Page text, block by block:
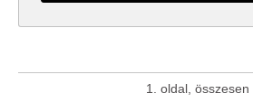
1. oldal, összesen